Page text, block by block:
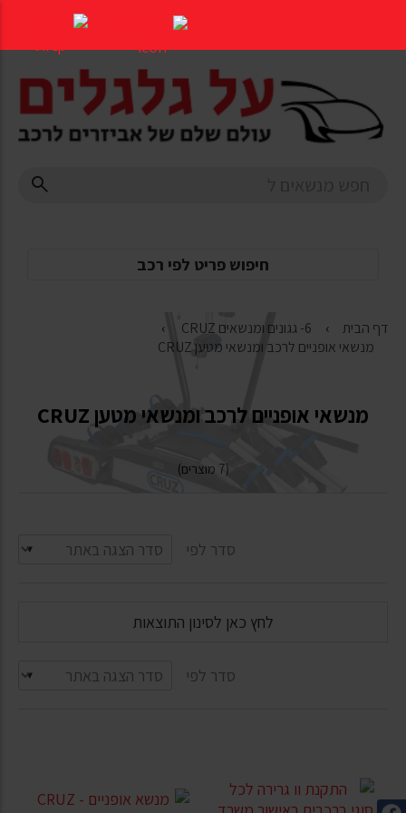
העמוד
חיפוש פריט לפי רכב
דף הבית
6- גגונים ומנשאים CRUZ
מנשאי אופניים לרכב ומנשאי מטען CRUZ
מנשאי אופניים לרכב ומנשאי מטען CRUZ
(7 מוצרים)
סדר לפי
לחץ כאן לסינון התוצאות
סדר לפי